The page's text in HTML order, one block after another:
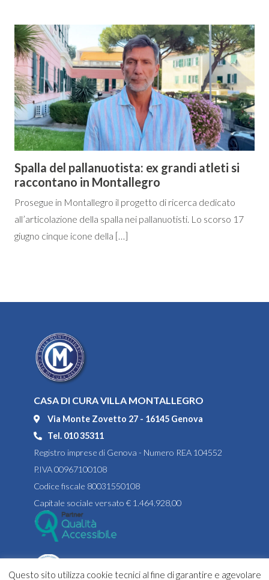
Spalla del pallanuotista: ex grandi atleti si
raccontano in Montallegro
Prosegue in Montallegro il progetto di ricerca dedicato
all’articolazione della spalla nei pallanuotisti. Lo scorso 17
giugno cinque icone della […]
CASA DI CURA VILLA MONTALLEGRO
Via Monte Zovetto 27 - 16145 Genova
Tel. 010 35311
Registro imprese di Genova - Numero REA 104552
P.IVA 00967100108
Codice fiscale 80031550108
Capitale sociale versato € 1.464.928,00
Questo sito utilizza cookie tecnici al fine di garantire e agevolare